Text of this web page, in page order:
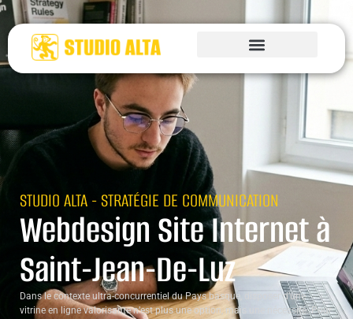
STUDIO ALTA - STRATÉGIE DE COMMUNICATION
Webdesign Site Internet à
Saint-Jean-De-Luz
Dans le contexte ultra-concurrentiel du Pays basque, disposer d’une
vitrine en ligne valorisante n’est plus une option, mais une nécessité. Pour